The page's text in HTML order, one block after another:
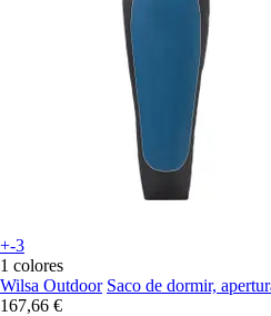
+-3
1 colores
Wilsa Outdoor Saco de dormir,
167,66 €